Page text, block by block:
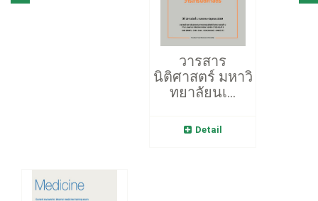
วารสาร
นิติศาสตร์ มหาวิ
ทยาลัยนเ...
Detail